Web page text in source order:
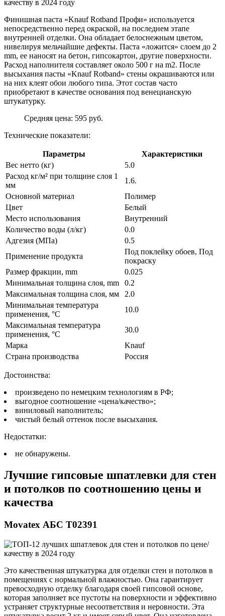
Финишная паста «Knauf Rotband Профи» используется
непосредственно перед окраской, на последнем этапе
внутренней отделки. Она обладает белоснежным цветом,
нивелируя мельчайшие дефекты. Паста «ложится» слоем до 2
mm, ее наносят на бетон, гипсокартон, другие поверхности.
Расход наполнителя составляет около 500 г на m2. После
высыхания пасты «Knauf Rotband» стены окрашиваются или
на них клеят обои любого типа. Этот состав часто
приобретают в качестве основания под венецианскую
штукатурку.
Средняя цена: 595 руб.
Технические показатели:
Параметры
Характеристики
Вес нетто (кг)
5.0
Расход кг/м² при толщине слоя 1
мм
1.6.
Основной материал
Полимер
Цвет
Белый
Место использования
Внутренний
Количество воды (л/кг)
0.0
Адгезия (МПа)
0.5
Применение продукта
Под поклейку обоев, Под
покраску
Размер фракции, mm
0.025
Минимальная толщина слоя, mm
0.2
Максимальная толщина слоя, мм
2.0
Минимальная температура
применения, °C
10.0
Максимальная температура
применения, °C
30.0
Марка
Knauf
Страна производства
Россия
Достоинства:
произведено по немецким технологиям в РФ;
выгодное соотношение «цена/качество»;
виниловый наполнитель;
чистый белый оттенок после высыхания.
Недостатки:
не обнаружены.
Лучшие гипсовые шпатлевки для стен
и потолков по соотношению цены и
качества
Movatex АБС Т02391
Это качественная штукатурка для отделки стен и потолков в
помещениях с нормальной влажностью. Она гарантирует
превосходную отделку благодаря своей гипсовой основе,
которая заполняет все пустоты на поверхности и эффективно
устраняет структурные несоответствия и неровности. Эта